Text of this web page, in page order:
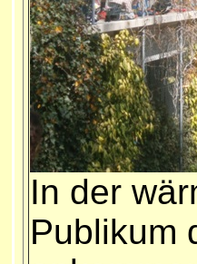
In der
Publikum